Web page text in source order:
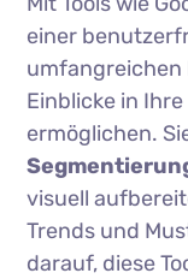
einer
umfangreichen
Einblicke in Ihre
ermöglichen.
visuell
Trends und
darauf, diese